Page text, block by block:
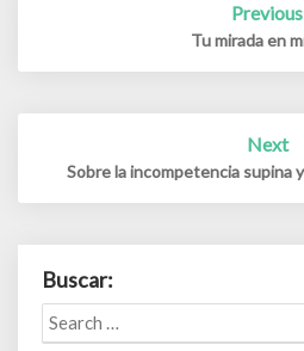
Previous
Tu mirada en
Next
Sobre la incompetencia supina
Buscar:
Search
for: